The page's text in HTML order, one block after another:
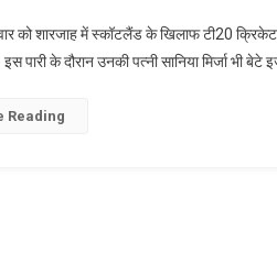
मलिक
ने
को शारजाह में स्कॉटलैंड के खिलाफ टी20
पारी के दौरान उनकी पत्नी सानिया मिर्जा भी
Reading